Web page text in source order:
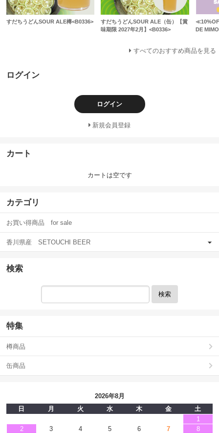
すだちうどんSOUR ALE樽<B0336>
すだちうどんSOUR ALE（缶）【賞
味期限 2027年2月】<B0336>
DE
すべてのおすすめ商品を見る
ログイン
ログイン
新規会員登録
カート
カートは空です
カテゴリ
お買い得商品 for sale
香川県産 SETOUCHI BEER
検索
検索
特集
樽商品
缶商品
2026年8月
日
月 火 水 木 金
土
1
2
3 4 5 6 7
8